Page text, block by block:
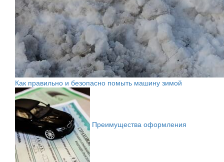
Как правильно и безопасно помыть машину зимой
Преимущества оформления